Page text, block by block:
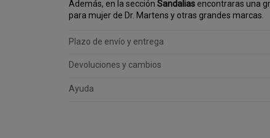
Además, en la sección Sandaliasencontraras una
para mujer de Dr. Martens y otras grandes marcas.
Plazo de envío y entrega
Devoluciones y cambios
Ayuda